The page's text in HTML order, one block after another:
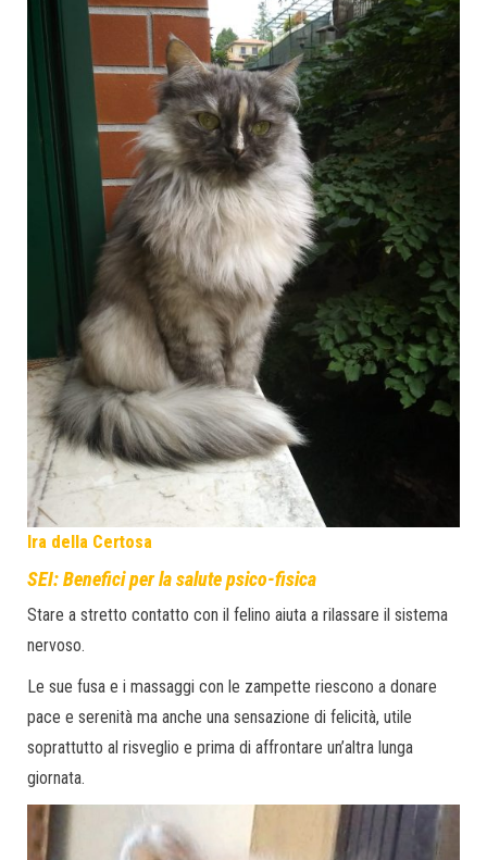
Ira della Certosa
SEI: Benefici per la salute psico-fisica
Stare a stretto contatto con il felino aiuta a rilassare il sistema
nervoso.
Le sue fusa e i massaggi con le zampette riescono a donare
pace e serenità ma anche una sensazione di felicità, utile
soprattutto al risveglio e prima di affrontare un’altra lunga
giornata.